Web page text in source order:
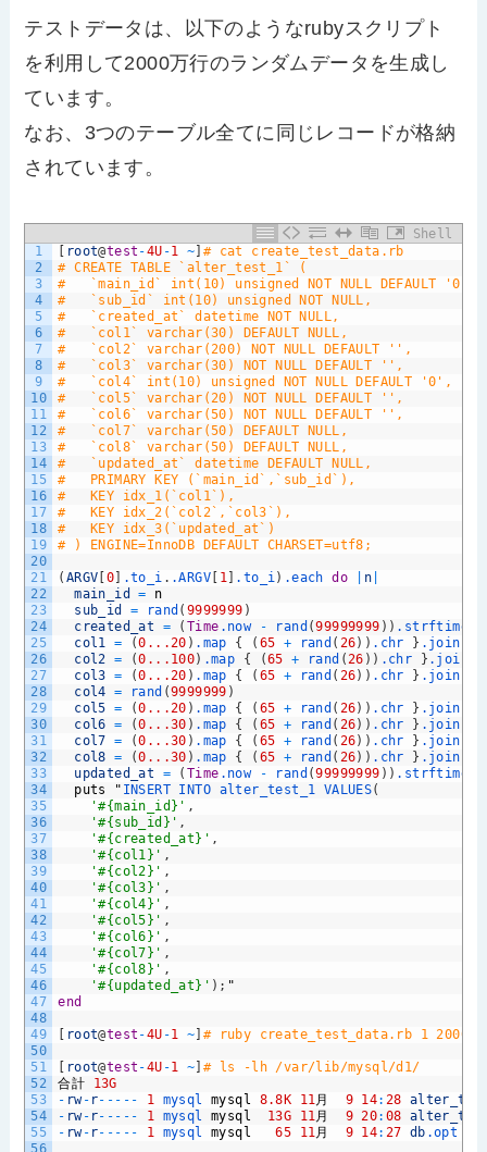
テストデータは、以下のようなrubyスクリプト
を利用して2000万行のランダムデータを生成し
ています。
なお、3つのテーブル全てに同じレコードが格納
されています。
Shell
1
2
3
4
5
6
7
8
9
10
11
12
13
14
15
16
17
18
19
20
21
22
23
24
25
26
27
28
29
30
31
32
33
34
35
36
37
38
39
40
41
42
43
44
45
46
47
48
49
50
51
52
53
54
55
root@test -4U -1 ~ # cat create_test_data.rb
# CREATE TABLE `alter_test_1` (
#   `main_id` int(10) unsigned NOT NULL DEFAULT '0',
#   `sub_id` int(10) unsigned NOT NULL,
#   `created_at` datetime NOT NULL,
#   `col1` varchar(30) DEFAULT NULL,
#   `col2` varchar(200) NOT NULL DEFAULT '',
#   `col3` varchar(30) NOT NULL DEFAULT '',
#   `col4` int(10) unsigned NOT NULL DEFAULT '0',
#   `col5` varchar(20) NOT NULL DEFAULT '',
#   `col6` varchar(50) NOT NULL DEFAULT '',
#   `col7` varchar(50) DEFAULT NULL,
#   `col8` varchar(50) DEFAULT NULL,
#   `updated_at` datetime DEFAULT NULL,
#   PRIMARY KEY (`main_id`,`sub_id`),
#   KEY idx_1(`col1`),
#   KEY idx_2(`col2`,`col3`),
#   KEY idx_3(`updated_at`)
# ) ENGINE=InnoDB DEFAULT CHARSET=utf8;
( ARGV 0 .to_i . .ARGV 1] .to_i) .each do n
main_id
=
n
sub_id
= rand ( 9999999 )
created_at
= ( Time .now - rand (99999999 ) ) .strftime
col1 = (0...20 ) .map { ( 65 + rand ( 26) ) .chr } .join
col2 = (0...100) .map { (65 + rand (26 ) ) .chr } .join
col3 = (0...20 ) .map { ( 65 + rand ( 26) ) .chr } .join
col4 = rand (9999999 )
col5 = (0...20 ) .map { ( 65 + rand ( 26) ) .chr } .join
col6 = (0...30 ) .map { ( 65 + rand ( 26) ) .chr } .join
col7 = (0...30 ) .map { ( 65 + rand ( 26) ) .chr } .join
col8 = (0...30 ) .map { ( 65 + rand ( 26) ) .chr } .join
updated_at
= ( Time .now - rand (99999999 ) ) .strftime
puts
" INSERT INTO alter_test_1 VALUES(
'#{main_id}' ,
'#{sub_id}' ,
'#{created_at}' ,
'#{col1}' ,
'#{col2}' ,
'#{col3}' ,
'#{col4}' ,
'#{col5}' ,
'#{col6}' ,
'#{col7}' ,
'#{col8}' ,
'#{updated_at}' ) ; "
end
root@test -4U -1 ~ # ruby create_test_data.rb 1
root@test -4U -1 ~ # ls -lh /var/lib/mysql/d1/
合計
13G
- rw- r-- -- - 1 mysql mysql 8.8K 11月 9 14: 28
- rw- r-- -- - 1 mysql mysql 13G 11月 9 20: 08
- rw- r-- -- - 1 mysql mysql 65 11月 9 14: 27 db .opt